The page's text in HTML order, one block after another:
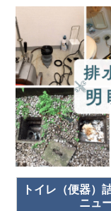
トイレ（便器）
ニュ